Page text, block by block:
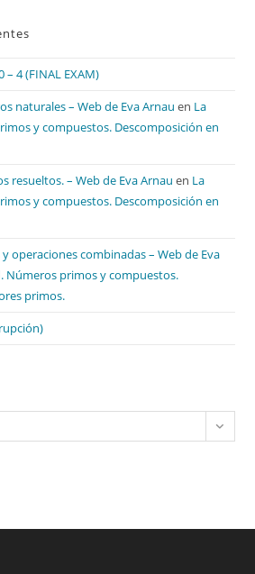
– 4 (FINAL EXAM)
naturales – Web de Eva Arnau en La
y compuestos. Descomposición en
resueltos. – Web de Eva Arnau en La
y compuestos. Descomposición en
operaciones combinadas – Web de Eva
Números primos y compuestos.
primos.